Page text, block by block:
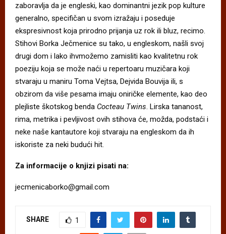
zaboravlja da je engleski, kao dominantni jezik pop kulture
generalno, specifičan u svom izražaju i poseduje
ekspresivnost koja prirodno prijanja uz rok ili bluz, recimo.
Stihovi Borka Ječmenice su tako, u engleskom, našli svoj
drugi dom i lako ihvmožemo zamisliti kao kvalitetnu rok
poeziju koja se može naći u repertoaru muzičara koji
stvaraju u maniru Toma Vejtsa, Dejvida Bouvija ili, s
obzirom da više pesama imaju oniričke elemente, kao deo
plejliste škotskog benda Cocteau Twins. Lirska tananost,
rima, metrika i pevljivost ovih stihova će, možda, podstaći i
neke naše kantautore koji stvaraju na engleskom da ih
iskoriste za neki budući hit.
Za informacije o knjizi pisati na:
jecmenicaborko@gmail.com
SHARE 1